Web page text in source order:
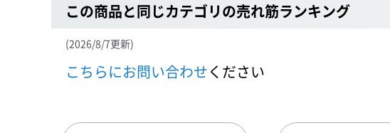
この商品と同じカテゴリの売れ筋ランキング
(2026/8/7更新)
こちらにお問い合わせください